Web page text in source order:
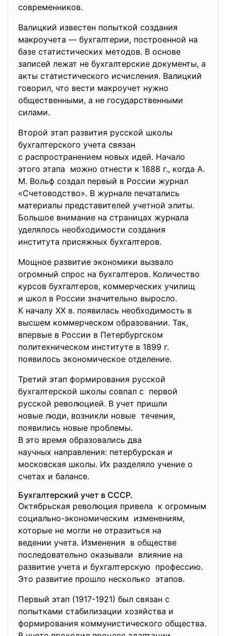
современников.
Валицкий известен попыткой создания
макроучета — бухгалтерии, построенной на
базе статистических методов. В основе
записей лежат не бухгалтерские документы, а
акты статистического исчисления. Валицкий
говорил, что вести макроучет нужно
общественными, а не государственными
силами.
Второй этап развития русской школы
бухгалтерского учета связан
с распространением новых идей. Начало
этого этапа можно отнести к 1888 г., когда А.
М. Вольф создал первый в России журнал
«Счетоводство». В журнале печатались
материалы представителей учетной элиты.
Большое внимание на страницах журнала
уделялось необходимости создания
института присяжных бухгалтеров.
Мощное развитие экономики вызвало
огромный спрос на бухгалтеров. Количество
курсов бухгалтеров, коммерческих училищ
и школ в России значительно выросло.
К началу XX в. появилась необходимость в
высшем коммерческом образовании. Так,
впервые в России в Петербургском
политехническом институте в 1899 г.
появилось экономическое отделение.
Третий этап формирования русской
бухгалтерской школы совпал с первой
русской революцией. В учет пришли
новые люди, возникли новые течения,
появились новые проблемы.
В это время образовались два
научных направления: петербурская и
московская школы. Их разделяло учение о
счетах и балансе.
Бухгалтерский учет в СССР.
Октябрьская революция привела к огромным
социально-экономическим изменениям,
которые не могли не отразиться на
ведении учета. Изменения в обществе
последовательно оказывали влияние на
развитие учета и бухгалтерскую профессию.
Это развитие прошло несколько этапов.
Первый этап (1917-1921) был связан с
попытками стабилизации хозяйства и
формирования коммунистического общества.